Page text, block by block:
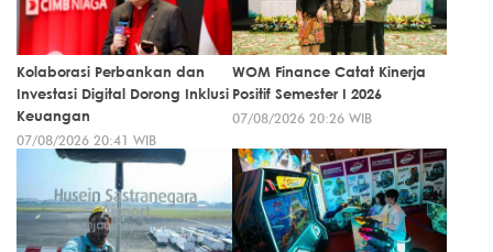
Kolaborasi Perbankan dan
Investasi Digital Dorong Inklusi
Keuangan
07/08/2026 20:41 WIB
WOM Finance Catat Kinerja
Positif Semester I 2026
07/08/2026 20:26 WIB